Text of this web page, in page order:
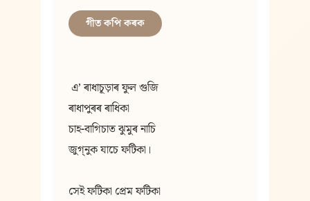
গীত কপি কৰক
এʼ ৰাধাচূড়াৰ ফুল গুজি
ৰাধাপুৰৰ ৰাধিকা
চাহ-বাগিচাত ঝুমুৰ নাচি
জুগ্‌নুক যাচে ফটিকা।
সেই ফটিকা প্ৰেম ফটিকা